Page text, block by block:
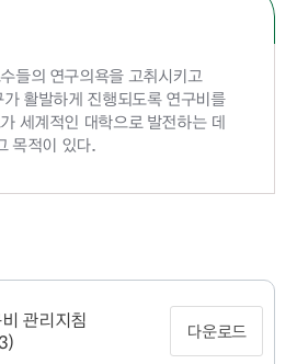
들의 연구의욕을 고취시키고
활발하게 진행되도록 연구비를
세계적인 대학으로 발전하는 데
목적이 있다.
관리지침
다운로드